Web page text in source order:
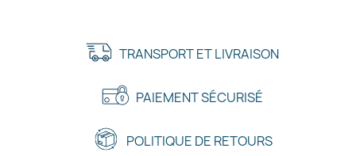
TRANSPORT ET LIVRAISON
PAIEMENT SÉCURISÉ
POLITIQUE DE RETOURS